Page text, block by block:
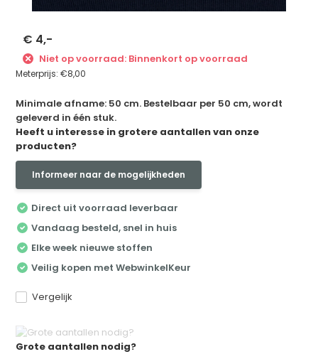
€ 4,-
Niet op voorraad: Binnenkort op voorraad
Meterprijs:€8,00
Minimale afname: 50 cm. Bestelbaar per 50 cm, wordt
geleverd in één stuk.
Heeft u interesse in grotere aantallen van onze
producten?
Informeer naar de mogelijkheden
Direct uit voorraad leverbaar
Vandaag besteld, snel in huis
Elke week nieuwe stoffen
Veilig kopen met WebwinkelKeur
Vergelijk
Grote aantallen nodig?